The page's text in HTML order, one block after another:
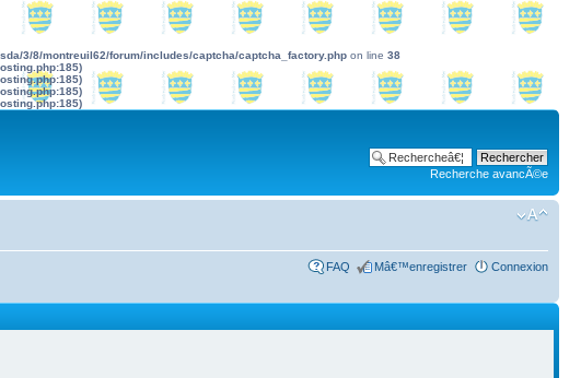
3/8/montreuil62/forum/includes/captcha/captcha_factory.php on line 38
Recherche avancÃ©e
FAQ Mâ€™enregistrer Connexion